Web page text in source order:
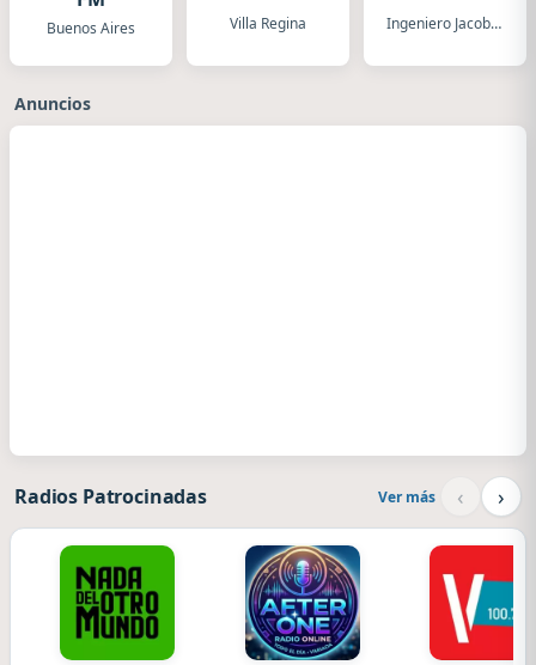
Buenos Aires Villa Regina Ingeniero Jacobacci
Anuncios
Radios Patrocinadas Ver más ‹ ›